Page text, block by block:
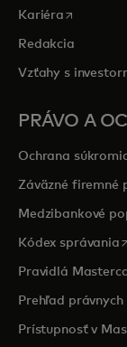
Kariéra opens in a
Redakcia
Vzťahy s
PRÁVO A
Ochrana
Záväzné firemné
Medzibankové
Kódex správania
Pravidlá
Prehľad
Prístupnosť v